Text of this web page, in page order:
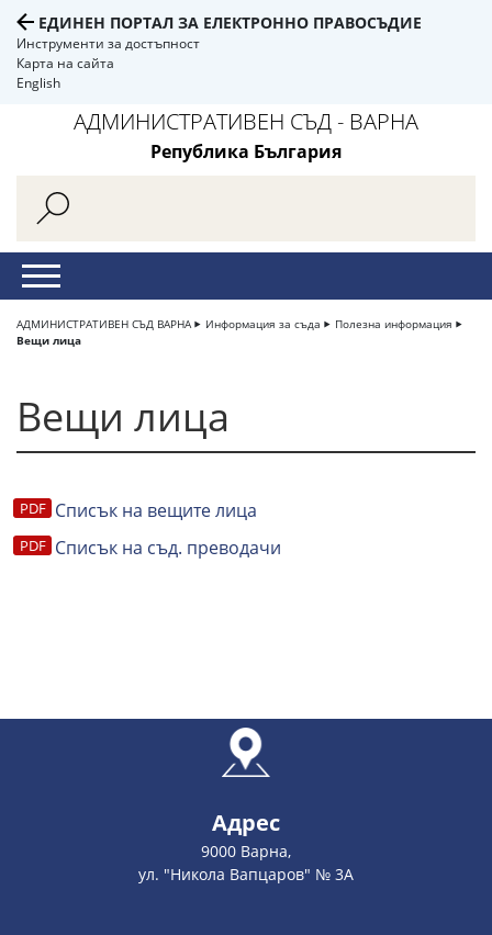
ЕДИНЕН ПОРТАЛ ЗА ЕЛЕКТРОННО ПРАВОСЪДИЕ
Инструменти за достъпност
Карта на сайта
English
АДМИНИСТРАТИВЕН СЪД - ВАРНА
Република България
АДМИНИСТРАТИВЕН СЪД ВАРНА Информация за съда
Полезна информация
Вещи лица
Вещи лица
Списък на вещите лица
Списък на съд. преводачи
Адрес
9000 Варна,
ул. "Никола Вапцаров" № 3А